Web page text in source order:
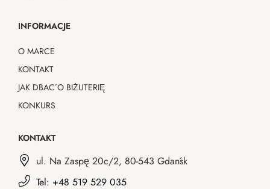
INFORMACJE
O MARCE
KONTAKT
JAK DBAĆ O BIŻUTERIĘ
KONKURS
KONTAKT
ul. Na Zaspę 20c/2, 80-543 Gdańsk
Tel: +48 519 529 035